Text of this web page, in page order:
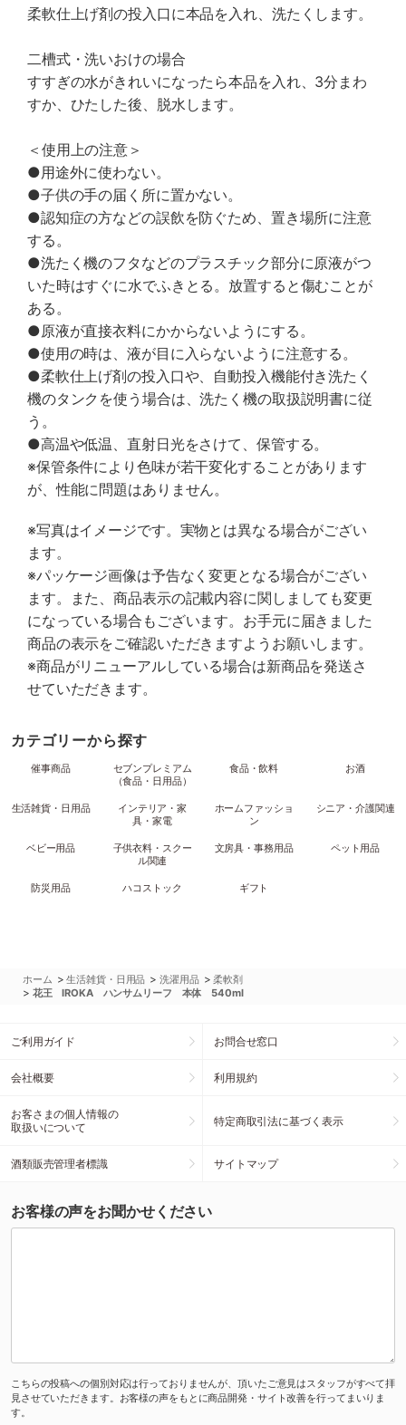
柔軟仕上げ剤の投入口に本品を入れ、洗たくします。
二槽式・洗いおけの場合
すすぎの水がきれいになったら本品を入れ、3分まわ
すか、ひたした後、脱水します。
＜使用上の注意＞
●用途外に使わない。
●子供の手の届く所に置かない。
●認知症の方などの誤飲を防ぐため、置き場所に注意
する。
●洗たく機のフタなどのプラスチック部分に原液がつ
いた時はすぐに水でふきとる。放置すると傷むことが
ある。
●原液が直接衣料にかからないようにする。
●使用の時は、液が目に入らないように注意する。
●柔軟仕上げ剤の投入口や、自動投入機能付き洗たく
機のタンクを使う場合は、洗たく機の取扱説明書に従
う。
●高温や低温、直射日光をさけて、保管する。
※保管条件により色味が若干変化することがあります
が、性能に問題はありません。
※写真はイメージです。実物とは異なる場合がござい
ます。
※パッケージ画像は予告なく変更となる場合がござい
ます。また、商品表示の記載内容に関しましても変更
になっている場合もございます。お手元に届きました
商品の表示をご確認いただきますようお願いします。
※商品がリニューアルしている場合は新商品を発送さ
せていただきます。
カテゴリーから探す
催事商品
セブンプレミアム
（食品・日用品）
食品・飲料 お酒
生活雑貨・日用品
インテリア・家
具・家電
ホームファッショ
ン
シニア・介護関連
ベビー用品
子供衣料・スクー
ル関連
文房具・事務用品 ペット用品
防災用品 ハコストック ギフト
ホーム >生活雑貨・日用品 >洗濯用品 >柔軟剤
> 花王 IROKA ハンサムリーフ 本体 540ml
ご利用ガイド お問合せ窓口
会社概要 利用規約
お客さまの個人情報の
取扱いについて
特定商取引法に基づく表示
酒類販売管理者標識 サイトマップ
お客様の声をお聞かせください
こちらの投稿への個別対応は行っておりませんが、頂いたご意見はスタッフがすべて拝
見させていただきます。お客様の声をもとに商品開発・サイト改善を行ってまいりま
す。